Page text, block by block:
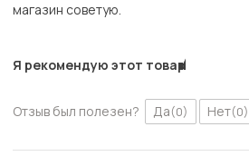
магазин советую.
Я рекомендую этот товар
Отзыв был полезен? Да(0) Нет(0)